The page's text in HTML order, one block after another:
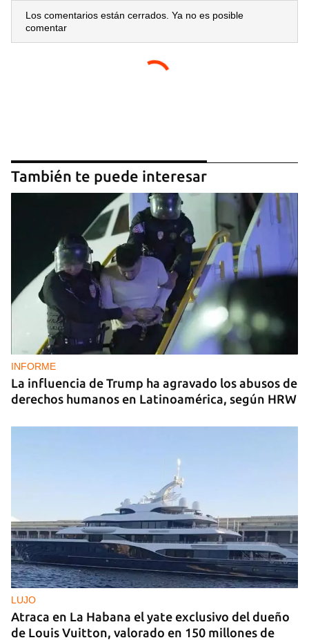
Los comentarios están cerrados. Ya no es posible
comentar
También te puede interesar
INFORME
La influencia de Trump ha agravado los abusos de
derechos humanos en Latinoamérica, según HRW
LUJO
Atraca en La Habana el yate exclusivo del dueño
de Louis Vuitton, valorado en 150 millones de